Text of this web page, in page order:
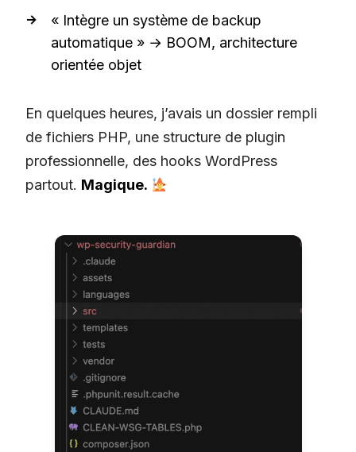
« Intègre un système de backup
automatique » → BOOM, architecture
orientée objet
En quelques heures, j’avais un dossier rempli
de fichiers PHP, une structure de plugin
professionnelle, des hooks WordPress
partout. Magique.